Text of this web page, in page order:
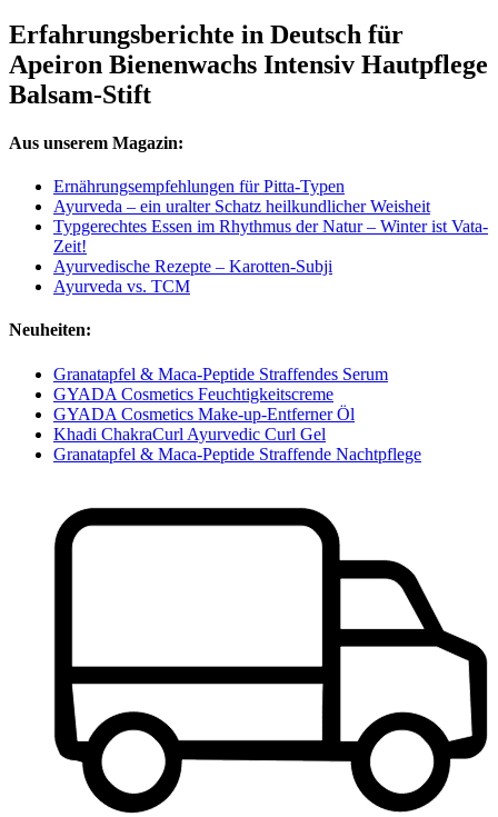
Erfahrungsberichte in Deutsch für
Apeiron Bienenwachs Intensiv Hautpflege
Balsam-Stift
Aus unserem Magazin:
Ernährungsempfehlungen für Pitta-Typen
Ayurveda – ein uralter Schatz heilkundlicher Weisheit
Typgerechtes Essen im Rhythmus der Natur – Winter ist Vata-
Zeit!
Ayurvedische Rezepte – Karotten-Subji
Ayurveda vs. TCM
Neuheiten:
Granatapfel & Maca-Peptide Straffendes Serum
GYADA Cosmetics Feuchtigkeitscreme
GYADA Cosmetics Make-up-Entferner Öl
Khadi ChakraCurl Ayurvedic Curl Gel
Granatapfel & Maca-Peptide Straffende Nachtpflege